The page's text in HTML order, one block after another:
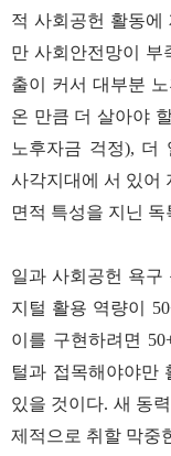
적 사회공헌 활동에
만 사회안전망이 부
출이 커서 대부분
온 만큼 더 살아야
노후자금 걱정), 더
사각지대에 서 있어
면적 특성을 지닌 독
일과 사회공헌 욕구
지털 활용 역량이
이를 구현하려면
털과 접목해야야만
있을 것이다. 새 동
제적으로 취할 막중